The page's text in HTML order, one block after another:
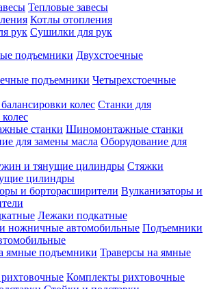
Тепловые завесы
Котлы отопления
Сушилки для рук
Двухстоечные
Четырехстоечные
Станки для
Шиномонтажные станки
Оборудование для
Стяжки
цилиндры
Вулканизаторы и
Лежаки подкатные
Подъемники
Траверсы на ямные
Комплекты рихтовочные